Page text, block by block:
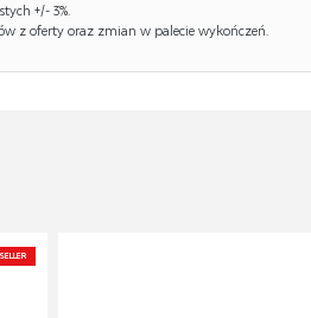
+/- 3%.
z oferty oraz zmian w palecie wykończeń.